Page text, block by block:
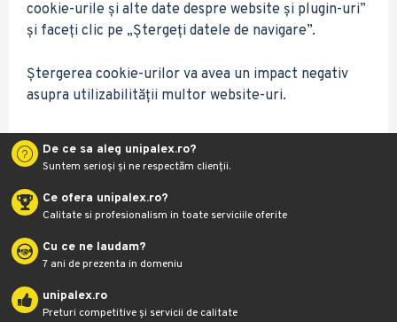
cookie-urile și alte date despre website și plugin-uri”
și faceți clic pe „Ștergeți datele de navigare”.
Ștergerea cookie-urilor va avea un impact negativ
asupra utilizabilității multor website-uri.
De ce sa aleg unipalex.ro?
Suntem serioși și ne respectăm clienții.
Ce ofera unipalex.ro?
Calitate si profesionalism in toate serviciile oferite
Cu ce ne laudam?
7 ani de prezenta in domeniu
unipalex.ro
Preturi competitive și servicii de calitate